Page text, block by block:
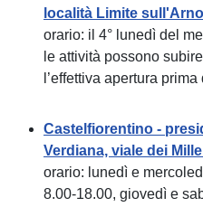
località Limite sull'Arno
orario: il 4° lunedì del
le attività possono
l’effettiva apertura
Castelfiorentino -
Verdiana, viale dei
orario: lunedì e
8.00-18.00, giovedì e